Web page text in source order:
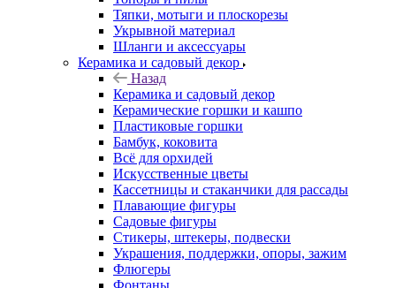
Тяпки, мотыги и плоскорезы
Укрывной материал
Шланги и аксессуары
Керамика и садовый декор
Назад
Керамика и садовый декор
Керамические горшки и кашпо
Пластиковые горшки
Бамбук, коковита
Всё для орхидей
Искусственные цветы
Кассетницы и стаканчики для рассады
Плавающие фигуры
Садовые фигуры
Стикеры, штекеры, подвески
Украшения, поддержки, опоры, зажим
Флюгеры
Фонтаны